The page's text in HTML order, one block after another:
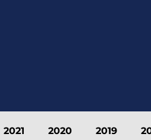
2021 2020 2019